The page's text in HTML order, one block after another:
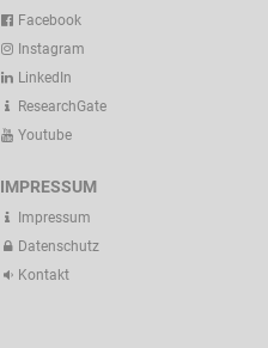
Facebook
Instagram
LinkedIn
ResearchGate
Youtube
IMPRESSUM
Impressum
Datenschutz
Kontakt